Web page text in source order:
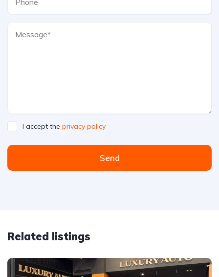
I accept the privacy policy
Send
Related listings